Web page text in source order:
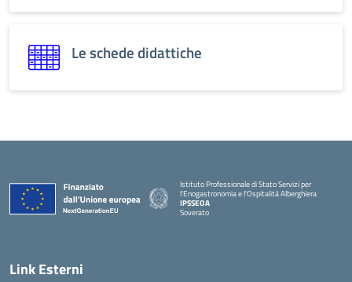
Le schede didattiche
Istituto Professionale di Stato Servizi per
l'Enogastronomia e l'Ospitalità Alberghiera
IPSSEOA
Soverato
Link Esterni